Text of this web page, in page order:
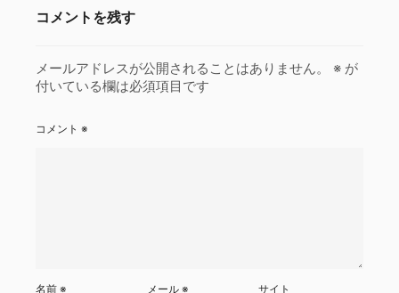
コメントを残す
メールアドレスが公開されることはありません。 ※ が
付いている欄は必須項目です
コメント ※
名前 ※ メール※ サイト